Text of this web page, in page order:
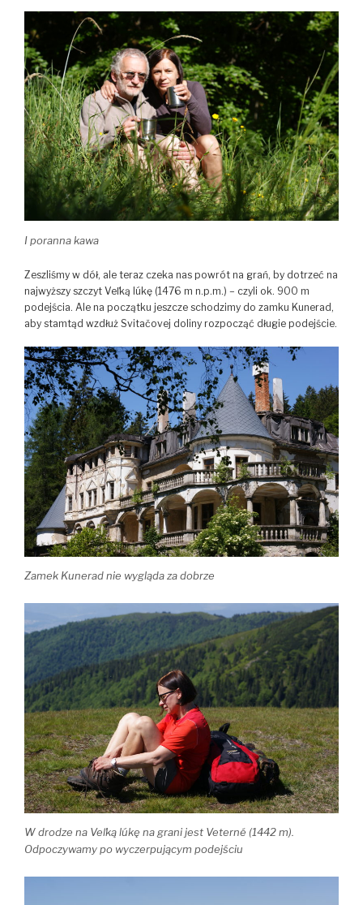
I poranna kawa
Zeszliśmy w dół, ale teraz czeka nas powrót na grań, by dotrzeć na
najwyższy szczyt Veľką lúkę (1476 m n.p.m.) – czyli ok. 900 m
podejścia. Ale na początku jeszcze schodzimy do zamku Kunerad,
aby stamtąd wzdłuż Svitačovej doliny rozpocząć długie podejście.
Zamek Kunerad nie wygląda za dobrze
W drodze na Veľką lúkę na grani jest Veterné (1442 m).
Odpoczywamy po wyczerpującym podejściu